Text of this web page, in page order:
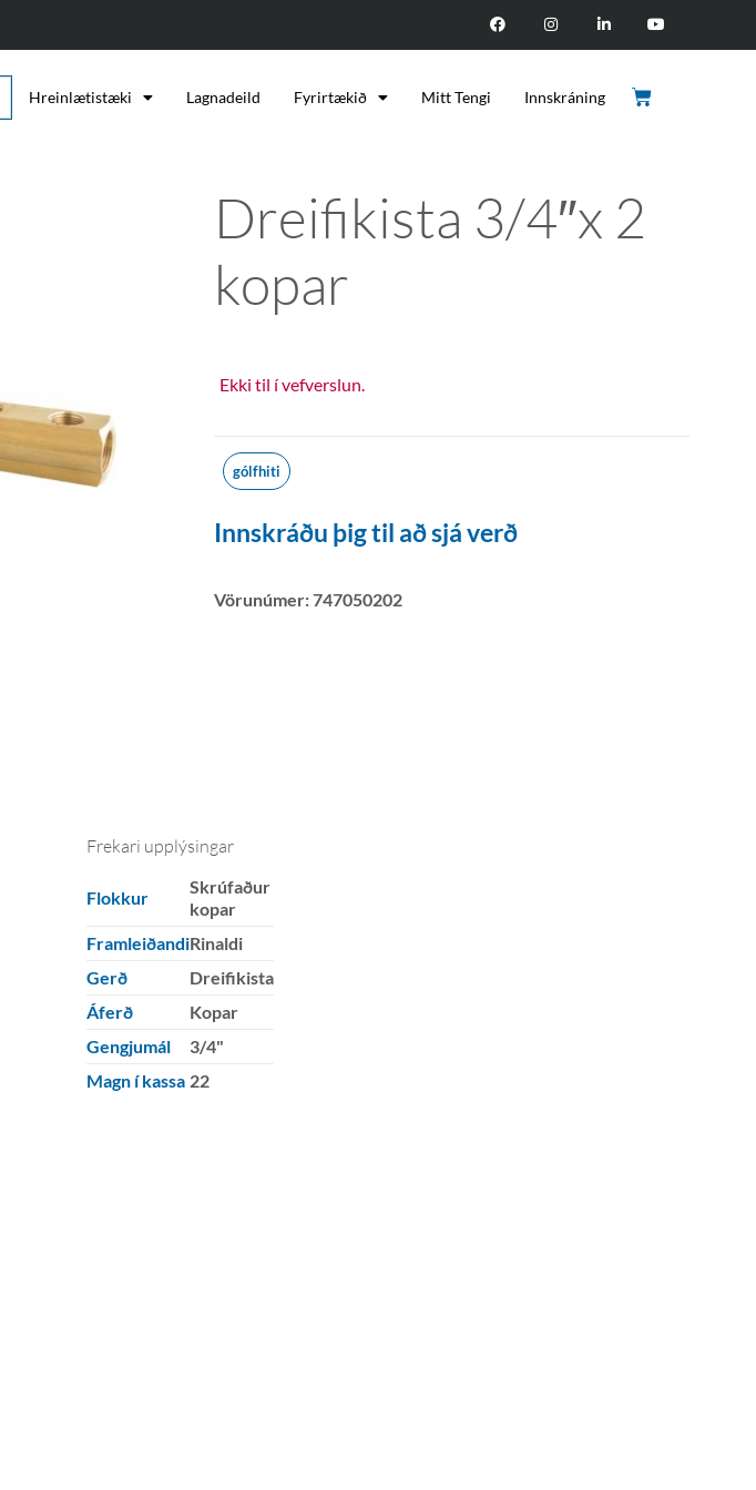
Hreinlætistæki Lagnadeild Fyrirtækið Mitt Tengi Innskráning
Dreifikista 3/4″x 2
kopar
Ekki til í vefverslun.
gólfhiti
Innskráðu þig til að sjá verð
Vörunúmer:747050202
Frekari upplýsingar
Flokkur
Skrúfaður
kopar
FramleiðandiRinaldi
Gerð
Dreifikista
Áferð
Kopar
Gengjumál
3/4"
Magn í kassa 22